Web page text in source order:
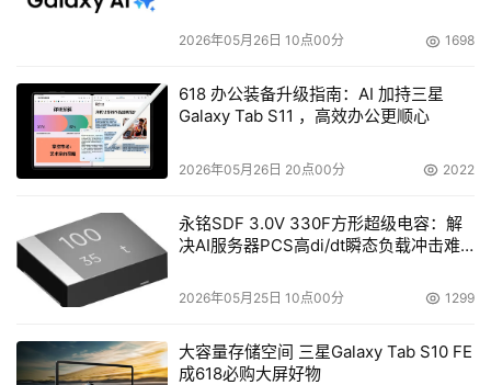
2026年05月26日 10点00分 1698
618 办公装备升级指南：AI 加持三星
Galaxy Tab S11 ，高效办公更顺心
2026年05月26日 20点00分 2022
永铭SDF 3.0V 330F方形超级电容：解
决AI服务器PCS高di/dt瞬态负载冲击难
2026年05月25日 10点00分 1299
大容量存储空间 三星Galaxy Tab S10 FE
成618必购大屏好物